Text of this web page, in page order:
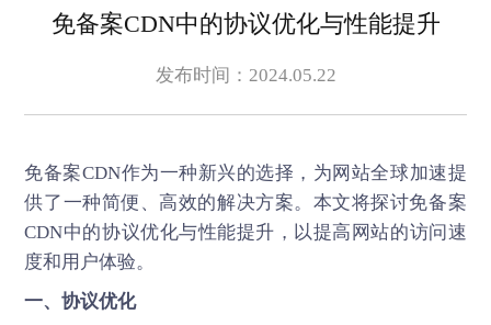
免备案CDN中的协议优化与性能提升
发布时间：2024.05.22
免备案CDN作为一种新兴的选择，为网站全球加速提
供了一种简便、高效的解决方案。本文将探讨免备案
CDN中的协议优化与性能提升，以提高网站的访问速
度和用户体验。
一、协议优化